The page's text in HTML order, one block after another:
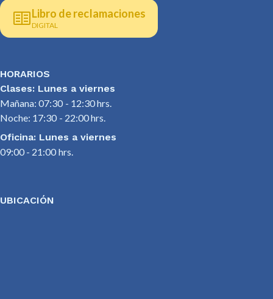
Libro de reclamaciones
DIGITAL
HORARIOS
Clases: Lunes a viernes
Mañana: 07:30 - 12:30 hrs.
Noche: 17:30 - 22:00 hrs.
Oficina: Lunes a viernes
09:00 - 21:00 hrs.
UBICACIÓN